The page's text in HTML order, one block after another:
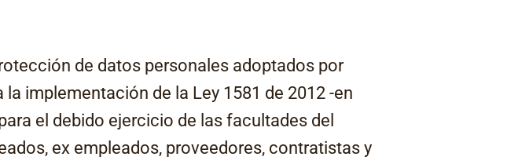
de datos personales adoptados por
la implementación de la Ley 1581 de 2012 -en
el debido ejercicio de las facultades del
ex empleados, proveedores, contratistas y